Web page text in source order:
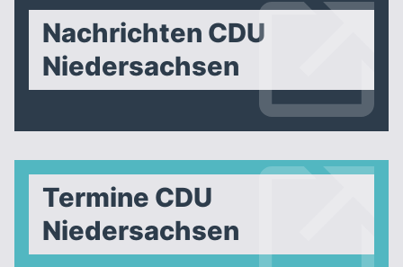
Nachrichten CDU
Niedersachsen
Termine CDU
Niedersachsen